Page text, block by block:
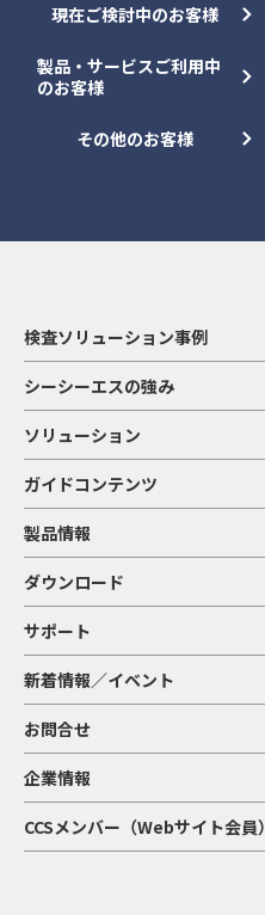
現在ご検討中のお客様
製品・サービスご利用中
のお客様
その他のお客様
検査ソリューション事例
シーシーエスの強み
ソリューション
ガイドコンテンツ
製品情報
ダウンロード
サポート
新着情報／イベント
お問合せ
企業情報
CCSメンバー（Webサイト会員）